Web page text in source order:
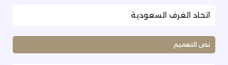
اتحاد الغرف السعودية
نص التعميم